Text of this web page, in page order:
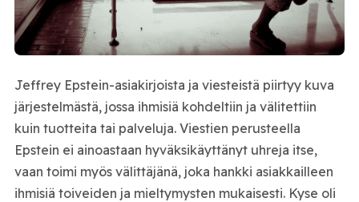
Jeffrey Epstein-asiakirjoista ja viesteistä piirtyy kuva
järjestelmästä, jossa ihmisiä kohdeltiin ja välitettiin
kuin tuotteita tai palveluja. Viestien perusteella
Epstein ei ainoastaan hyväksikäyttänyt uhreja itse,
vaan toimi myös välittäjänä, joka hankki asiakkailleen
ihmisiä toiveiden ja mieltymysten mukaisesti. Kyse oli